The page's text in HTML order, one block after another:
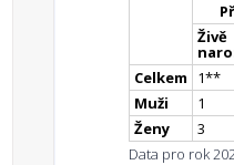
Živě
Celkem
1**
Muži
1
Ženy
3
Data pro rok